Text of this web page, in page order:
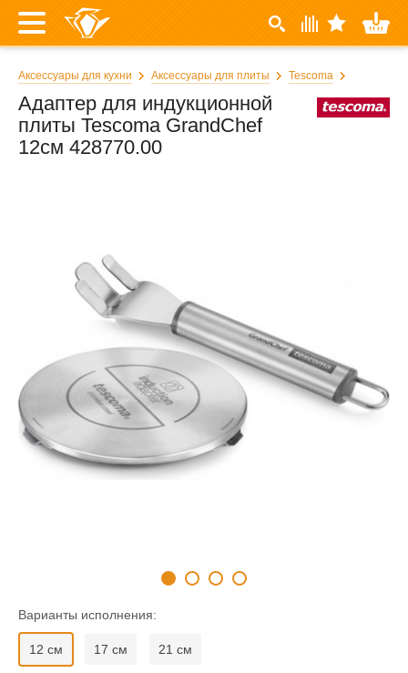
Аксессуары для кухни Аксессуары для плиты Tescoma
Адаптер для индукционной
плиты Tescoma GrandChef
12см 428770.00
Варианты исполнения:
12 см 17 см 21 см